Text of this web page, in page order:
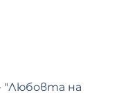
"Любовта на